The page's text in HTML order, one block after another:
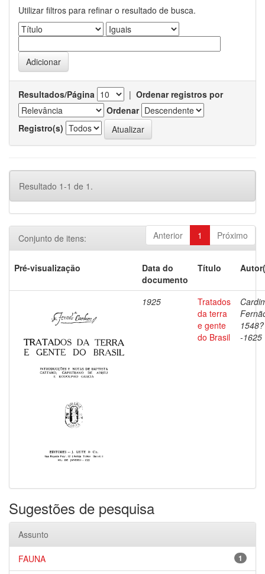
Utilizar filtros para refinar o resultado de busca.
Resultados/Página | Ordenar registros por
Ordenar
Registro(s)
Resultado 1-1 de 1.
Anterior 1 Próximo
Conjunto de itens:
Pré-visualização
Data do
documento
Título
1925
Tratados
da terra
e gente
do Brasil
1548?
-1625
Sugestões de pesquisa
Assunto
1
FAUNA